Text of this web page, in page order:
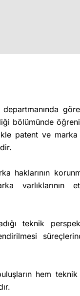
bölümünde
patent ve
haklarının
varlıklarının
teknik
hem